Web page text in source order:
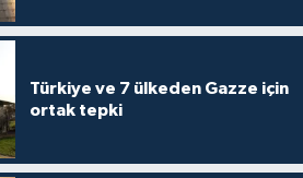
Türkiye ve 7 ülkeden Gazze için
ortak tepki